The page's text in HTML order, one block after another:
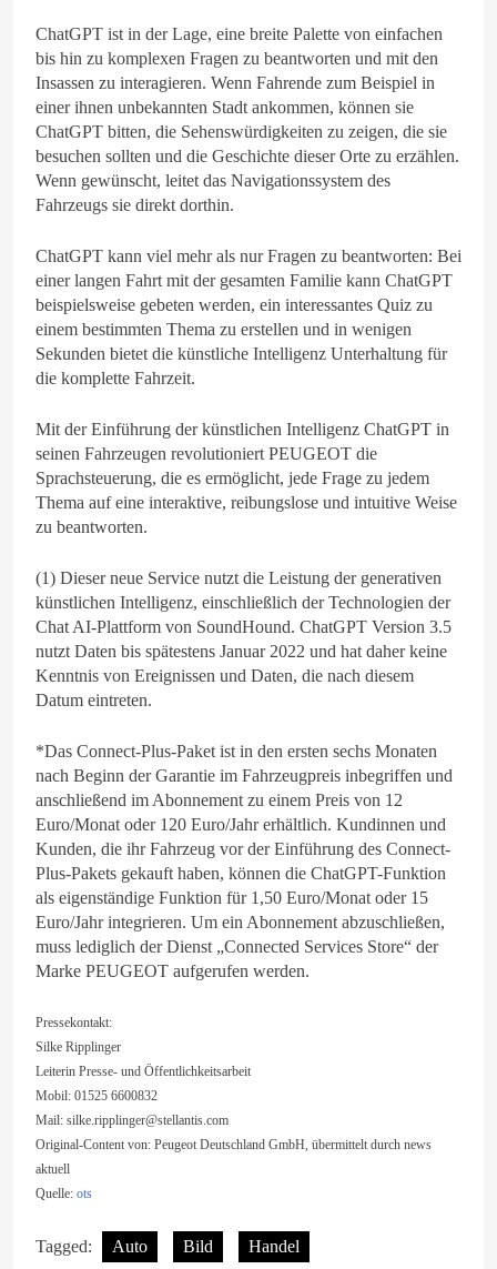
ChatGPT ist in der Lage, eine breite Palette von einfachen
bis hin zu komplexen Fragen zu beantworten und mit den
Insassen zu interagieren. Wenn Fahrende zum Beispiel in
einer ihnen unbekannten Stadt ankommen, können sie
ChatGPT bitten, die Sehenswürdigkeiten zu zeigen, die sie
besuchen sollten und die Geschichte dieser Orte zu erzählen.
Wenn gewünscht, leitet das Navigationssystem des
Fahrzeugs sie direkt dorthin.
ChatGPT kann viel mehr als nur Fragen zu beantworten: Bei
einer langen Fahrt mit der gesamten Familie kann ChatGPT
beispielsweise gebeten werden, ein interessantes Quiz zu
einem bestimmten Thema zu erstellen und in wenigen
Sekunden bietet die künstliche Intelligenz Unterhaltung für
die komplette Fahrzeit.
Mit der Einführung der künstlichen Intelligenz ChatGPT in
seinen Fahrzeugen revolutioniert PEUGEOT die
Sprachsteuerung, die es ermöglicht, jede Frage zu jedem
Thema auf eine interaktive, reibungslose und intuitive Weise
zu beantworten.
(1) Dieser neue Service nutzt die Leistung der generativen
künstlichen Intelligenz, einschließlich der Technologien der
Chat AI-Plattform von SoundHound. ChatGPT Version 3.5
nutzt Daten bis spätestens Januar 2022 und hat daher keine
Kenntnis von Ereignissen und Daten, die nach diesem
Datum eintreten.
*Das Connect-Plus-Paket ist in den ersten sechs Monaten
nach Beginn der Garantie im Fahrzeugpreis inbegriffen und
anschließend im Abonnement zu einem Preis von 12
Euro/Monat oder 120 Euro/Jahr erhältlich. Kundinnen und
Kunden, die ihr Fahrzeug vor der Einführung des Connect-
Plus-Pakets gekauft haben, können die ChatGPT-Funktion
als eigenständige Funktion für 1,50 Euro/Monat oder 15
Euro/Jahr integrieren. Um ein Abonnement abzuschließen,
muss lediglich der Dienst „Connected Services Store“ der
Marke PEUGEOT aufgerufen werden.
Pressekontakt:
Silke Ripplinger
Leiterin Presse- und Öffentlichkeitsarbeit
Mobil: 01525 6600832
Mail: silke.ripplinger@stellantis.com
Original-Content von: Peugeot Deutschland GmbH, übermittelt durch news
aktuell
Quelle: ots
Tagged: Auto Bild Handel